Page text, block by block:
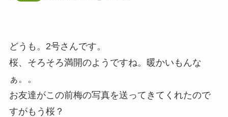
どうも。2号さんです。
桜、そろそろ満開のようですね。暖かいもんな
ぁ。。
お友達がこの前梅の写真を送ってきてくれたので
すがもう桜？